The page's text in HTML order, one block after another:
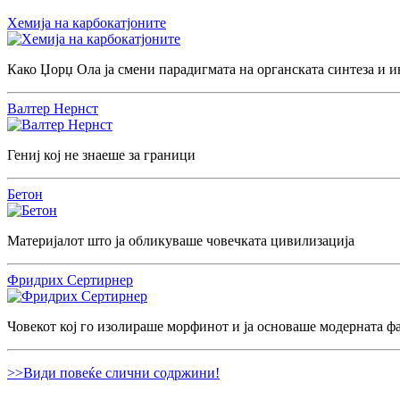
Хемија на карбокатјоните
Како Џорџ Ола ја смени парадигмата на органската синтеза и
Валтер Нернст
Гениј кој не знаеше за граници
Бетон
Материјалот што ја обликуваше човечката цивилизација
Фридрих Сертирнер
Човекот кој го изолираше морфинот и ја основаше модерната
>>Види повеќе слични содржини!